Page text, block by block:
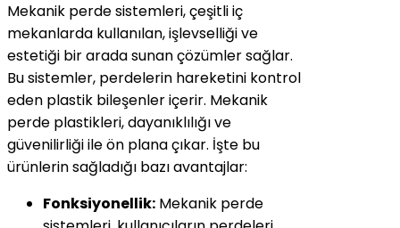
Mekanik perde sistemleri, çeşitli iç
mekanlarda kullanılan, işlevselliği ve
estetiği bir arada sunan çözümler sağlar.
Bu sistemler, perdelerin hareketini kontrol
eden plastik bileşenler içerir. Mekanik
perde plastikleri, dayanıklılığı ve
güvenilirliği ile ön plana çıkar. İşte bu
ürünlerin sağladığı bazı avantajlar:
Fonksiyonellik: Mekanik perde